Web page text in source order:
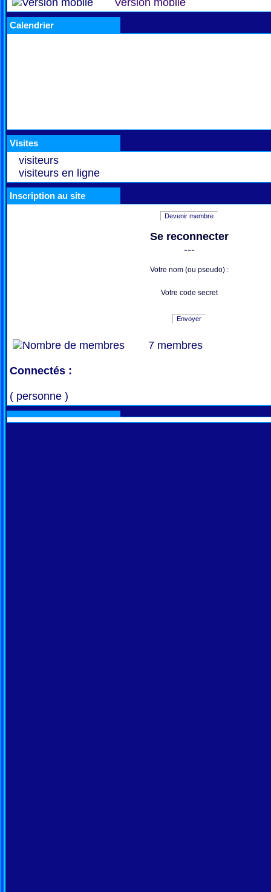
Version mobile
Calendrier
Visites
visiteurs
visiteurs en ligne
Inscription au site
Devenir membre
Se reconnecter
---
Votre nom (ou pseudo) :
Votre code secret
Envoyer
7 membres
Connectés :
( personne )